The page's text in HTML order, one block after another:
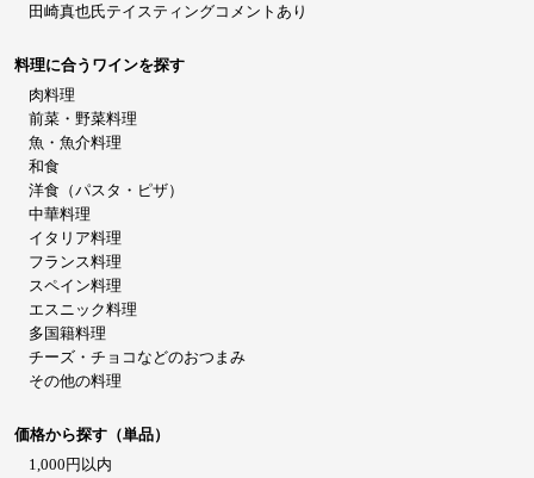
田崎真也氏テイスティングコメントあり
料理に合うワインを探す
肉料理
前菜・野菜料理
魚・魚介料理
和食
洋食（パスタ・ピザ）
中華料理
イタリア料理
フランス料理
スペイン料理
エスニック料理
多国籍料理
チーズ・チョコなどのおつまみ
その他の料理
価格から探す（単品）
1,000円以内